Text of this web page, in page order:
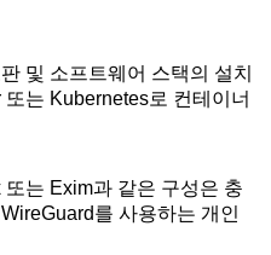
및 소프트웨어 스택의 설치
는 Kubernetes로 컨테이너
는 Exim과 같은 구성은 충
를 사용하는 개인